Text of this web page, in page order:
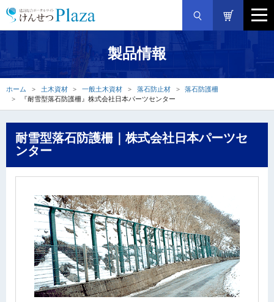
製品情報
ホーム 土木資材 一般土木資材 落石防止材
落石防護柵
『耐雪型落石防護柵』株式会社日本パーツセンター
耐雪型落石防護柵｜株式会社日本パーツセ
ンター